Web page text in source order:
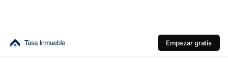
Empezar gratis